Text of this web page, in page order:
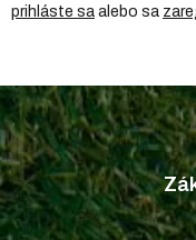
prihláste sa alebo sa
Z
á
p
ä
t